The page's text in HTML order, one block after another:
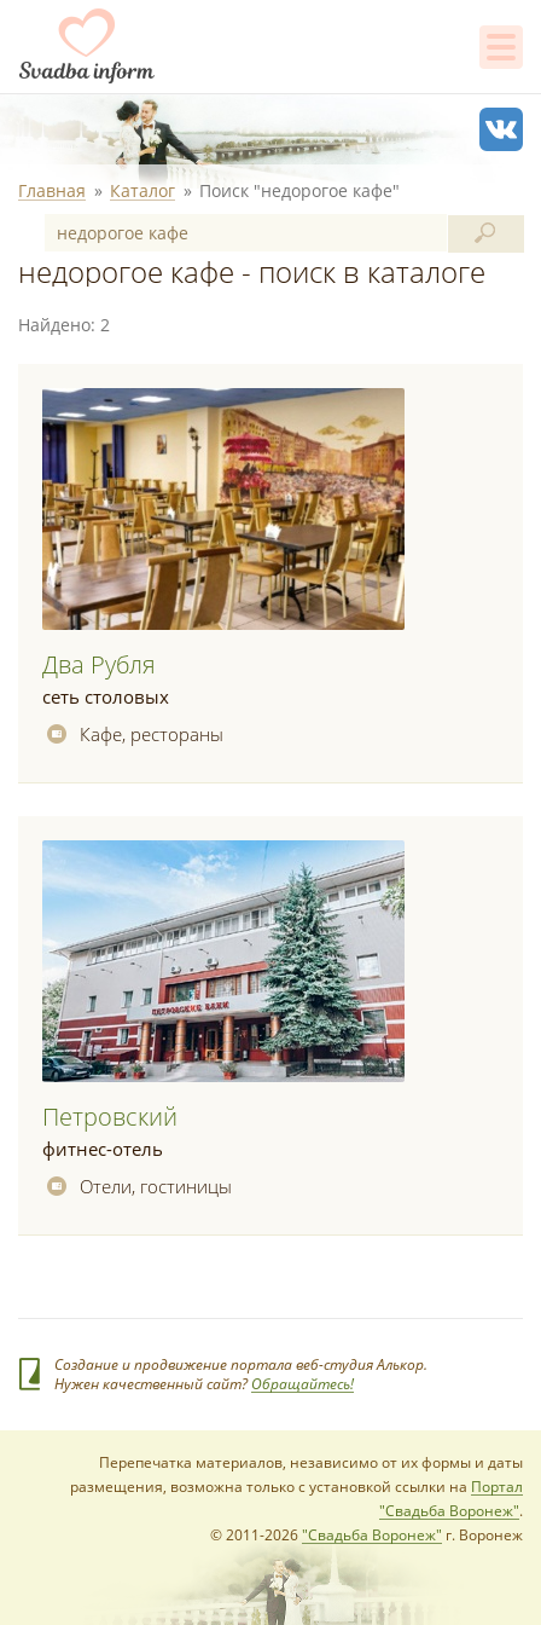
Главная Каталог Поиск "недорогое кафе"
недорогое кафе - поиск в каталоге
Найдено: 2
Два Рубля
сеть столовых
Кафе, рестораны
Петровский
фитнес-отель
Отели, гостиницы
Создание и продвижение портала веб-студия Алькор.
Нужен качественный сайт?Обращайтесь!
Перепечатка материалов, независимо от их формы и даты
размещения, возможна только с установкой ссылки на Портал
"Свадьба Воронеж".
© 2011-2026"Свадьба Воронеж" г. Воронеж